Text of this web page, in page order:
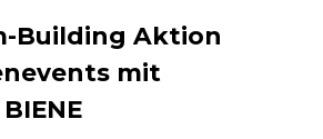
Building Aktion
mit
BIENE